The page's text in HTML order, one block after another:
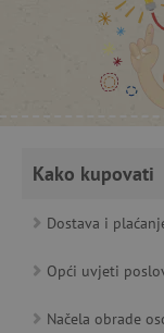
Kako kupovati
Dostava i
Opći uvjeti
Načela obrade